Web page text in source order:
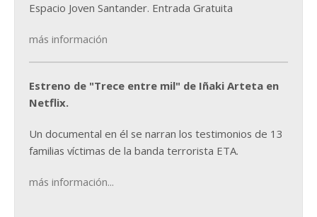
Espacio Joven Santander. Entrada Gratuita
más información
Estreno de "Trece entre mil" de Iñaki Arteta en
Netflix.
Un documental en él se narran los testimonios de 13
familias víctimas de la banda terrorista ETA.
más información...